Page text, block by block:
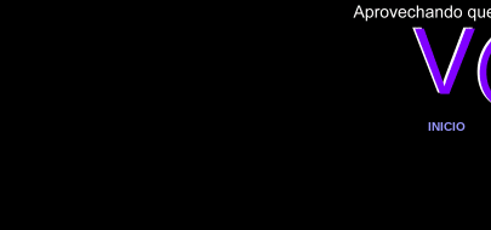
INICIO